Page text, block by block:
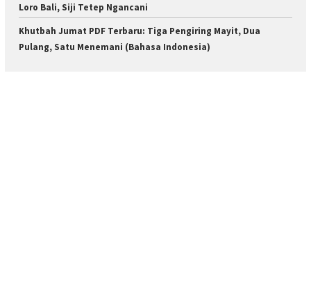
Loro Bali, Siji Tetep Ngancani
Khutbah Jumat PDF Terbaru: Tiga Pengiring Mayit, Dua
Pulang, Satu Menemani (Bahasa Indonesia)